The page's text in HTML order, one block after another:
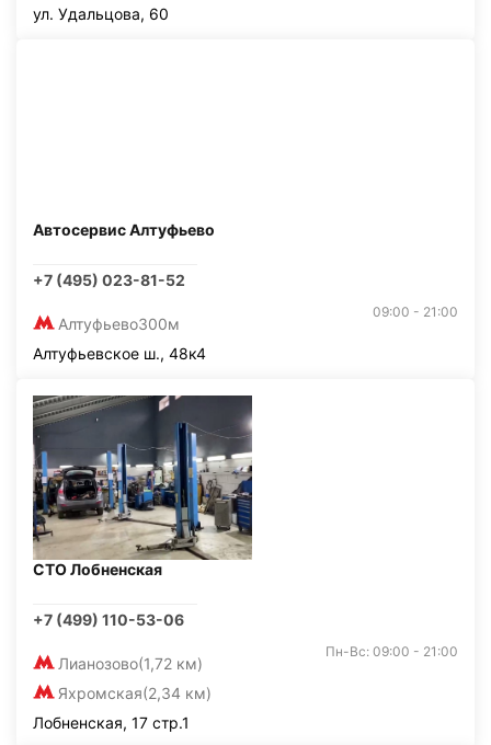
ул. Удальцова, 60
Автосервис Алтуфьево
+7 (495) 023-81-52
Алтуфьево300м
09:00 - 21:00
Алтуфьевское ш., 48к4
СТО Лобненская
+7 (499) 110-53-06
Лианозово(1,72 км)
Яхромская(2,34 км)
Пн-Вс: 09:00 - 21:00
Лобненская, 17 стр.1